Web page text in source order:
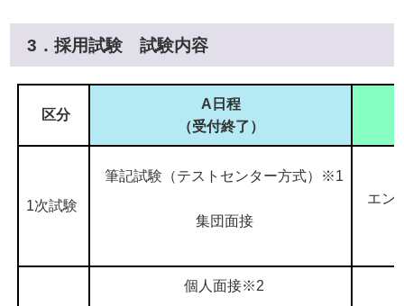
3．採用試験 試験内容
区分
A日程
（受付終了）
1次試験
筆記試験（テストセンター方式）※1
集団面接
エン
個人面接※2